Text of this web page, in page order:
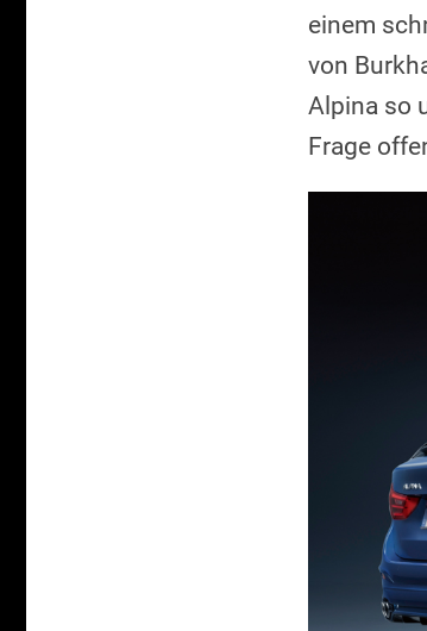
einem
von
Alpina so
Frage